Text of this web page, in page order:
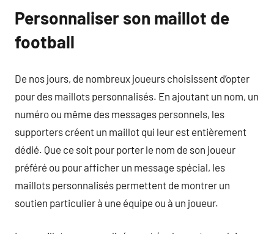
Personnaliser son maillot de
football
De nos jours, de nombreux joueurs choisissent d’opter
pour des maillots personnalisés. En ajoutant un nom, un
numéro ou même des messages personnels, les
supporters créent un maillot qui leur est entièrement
dédié. Que ce soit pour porter le nom de son joueur
préféré ou pour afficher un message spécial, les
maillots personnalisés permettent de montrer un
soutien particulier à une équipe ou à un joueur.